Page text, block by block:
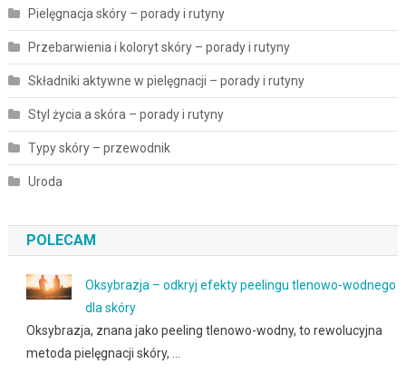
Pielęgnacja skóry – porady i rutyny
Przebarwienia i koloryt skóry – porady i rutyny
Składniki aktywne w pielęgnacji – porady i rutyny
Styl życia a skóra – porady i rutyny
Typy skóry – przewodnik
Uroda
POLECAM
Oksybrazja – odkryj efekty peelingu tlenowo-wodnego
dla skóry
Oksybrazja, znana jako peeling tlenowo-wodny, to rewolucyjna
metoda pielęgnacji skóry, …